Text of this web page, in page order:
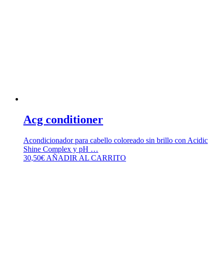
Acg conditioner
Acondicionador para cabello coloreado sin brillo con Acidic
Shine Complex y pH …
30,50€ AÑADIR AL CARRITO